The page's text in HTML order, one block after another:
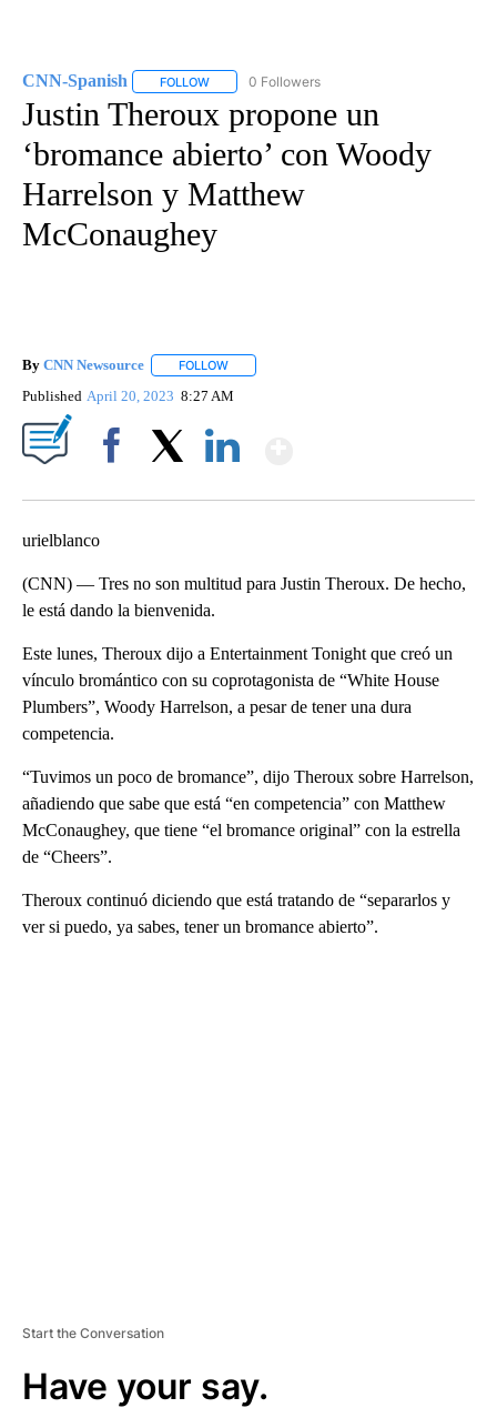
CNN-Spanish FOLLOW FOLLOW "CNN-SPANISH" TO RECEIVE
0 Followers
Justin Theroux propone un
‘bromance abierto’ con Woody
Harrelson y Matthew
McConaughey
By CNN Newsource FOLLOW
Published April 20, 2023 8:27 AM
urielblanco
(CNN) — Tres no son multitud para Justin Theroux. De hecho,
le está dando la bienvenida.
Este lunes, Theroux dijo a Entertainment Tonight que creó un
vínculo bromántico con su coprotagonista de “White House
Plumbers”, Woody Harrelson, a pesar de tener una dura
competencia.
“Tuvimos un poco de bromance”, dijo Theroux sobre Harrelson,
añadiendo que sabe que está “en competencia” con Matthew
McConaughey, que tiene “el bromance original” con la estrella
de “Cheers”.
Theroux continuó diciendo que está tratando de “separarlos y
ver si puedo, ya sabes, tener un bromance abierto”.
Start the Conversation
Have your say.